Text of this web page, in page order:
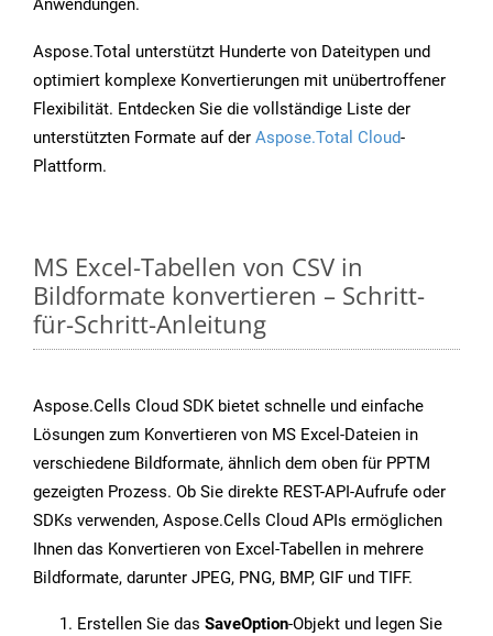
Anwendungen.
Aspose.Total unterstützt Hunderte von Dateitypen und
optimiert komplexe Konvertierungen mit unübertroffener
Flexibilität. Entdecken Sie die vollständige Liste der
unterstützten Formate auf der Aspose.Total Cloud-
Plattform.
MS Excel-Tabellen von CSV in
Bildformate konvertieren – Schritt-
für-Schritt-Anleitung
Aspose.Cells Cloud SDK bietet schnelle und einfache
Lösungen zum Konvertieren von MS Excel-Dateien in
verschiedene Bildformate, ähnlich dem oben für PPTM
gezeigten Prozess. Ob Sie direkte REST-API-Aufrufe oder
SDKs verwenden, Aspose.Cells Cloud APIs ermöglichen
Ihnen das Konvertieren von Excel-Tabellen in mehrere
Bildformate, darunter JPEG, PNG, BMP, GIF und TIFF.
Erstellen Sie das SaveOption-Objekt und legen Sie